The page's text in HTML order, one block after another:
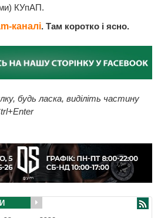
КУпАП.
каналі. Там коротко і ясно.
будь ласка, виділіть частину